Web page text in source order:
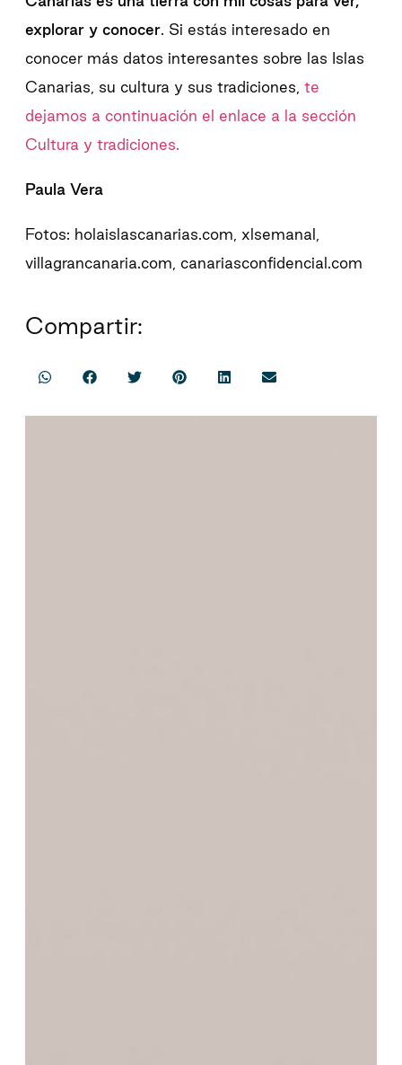
explorar y conocer. Si estás interesado en
conocer más datos interesantes sobre las Islas
Canarias, su cultura y sus tradiciones, te
dejamos a continuación el enlace a la sección
Cultura y tradiciones.
Paula Vera
Fotos: holaislascanarias.com, xlsemanal,
villagrancanaria.com, canariasconfidencial.com
Compartir: